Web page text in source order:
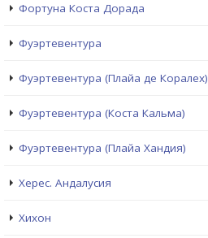
Фортуна Коста Дорада
Фуэртевентура
Фуэртевентура (Плайа де Коралех)
Фуэртевентура (Коста Кальма)
Фуэртевентура (Плайа Хандия)
Херес. Андалусия
Хихон